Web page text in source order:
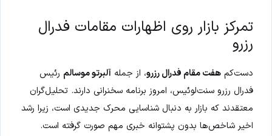
تمرکز بازار روی اظهارات مقامات فدرال
رزرو
دست‌کم هفت مقام فدرال رزرو، از جمله آلبرتو موسالم رئیس
فدرال رزرو سنت‌لوئیس، امروز برنامه سخنرانی دارند. تحلیل‌گران
معتقدند که بازار به دنبال شناسایی محرک جدیدی است، زیرا رشد
اخیر شاخص‌ها بدون پشتوانه خبری مهم صورت گرفته است.